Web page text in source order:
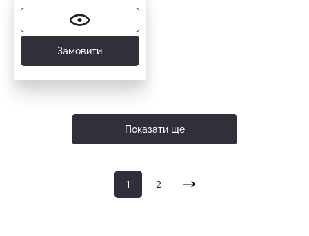
Замовити
Показати ще
1 2